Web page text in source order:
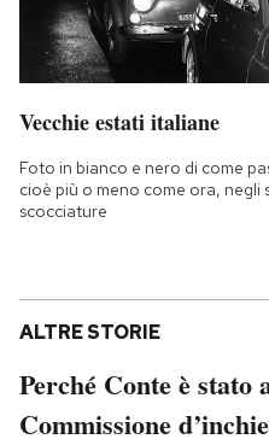
Vecchie estati italiane
Foto in bianco e nero di come
cioè più o meno come ora, negli
scocciature
ALTRE STORIE
Perché Conte è stato
Commissione